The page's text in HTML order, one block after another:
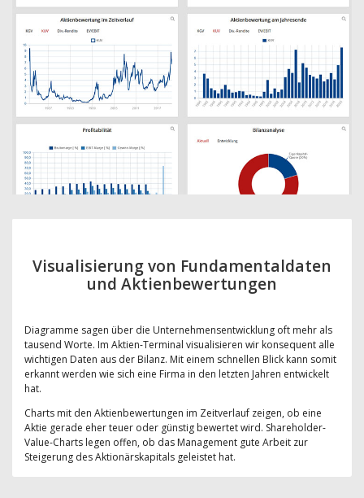
Visualisierung von Fundamentaldaten
und Aktienbewertungen
Diagramme sagen über die Unternehmensentwicklung oft mehr als
tausend Worte. Im Aktien-Terminal visualisieren wir konsequent alle
wichtigen Daten aus der Bilanz. Mit einem schnellen Blick kann somit
erkannt werden wie sich eine Firma in den letzten Jahren entwickelt
hat.
Charts mit den Aktienbewertungen im Zeitverlauf zeigen, ob eine
Aktie gerade eher teuer oder günstig bewertet wird. Shareholder-
Value-Charts legen offen, ob das Management gute Arbeit zur
Steigerung des Aktionärskapitals geleistet hat.